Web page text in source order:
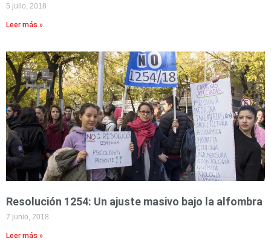
5 julio, 2018
Leer más »
Resolución 1254: Un ajuste masivo bajo la alfombra
7 junio, 2018
Leer más »